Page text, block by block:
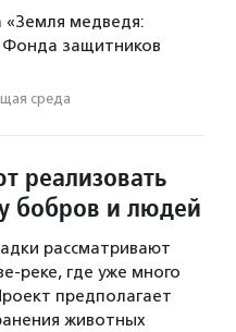
«Земля медведя:
Фонда защитников
среда
реализовать
бобров и людей
рассматривают
реке, где уже много
предполагает
животных